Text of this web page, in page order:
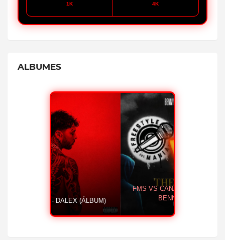
1K 4K
ALBUMES
ESCUCHAR AHORA
CASH - OVI FT ALMIGHTY